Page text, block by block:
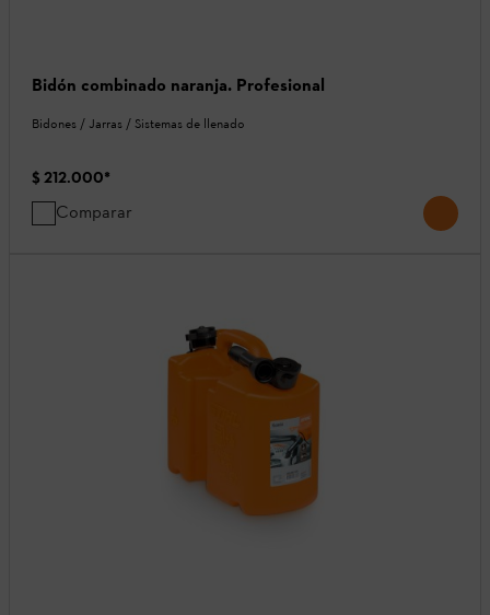
Bidón combinado naranja. Profesional
Bidones / Jarras / Sistemas de llenado
$ 212.000*
Comparar